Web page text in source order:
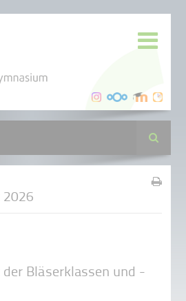
Suche
Bläserklassen und -